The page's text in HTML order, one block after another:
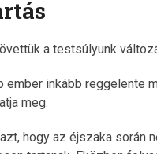
a testsúlyunk
ember inkább reggelente
meg.
hogy az éjszaka során